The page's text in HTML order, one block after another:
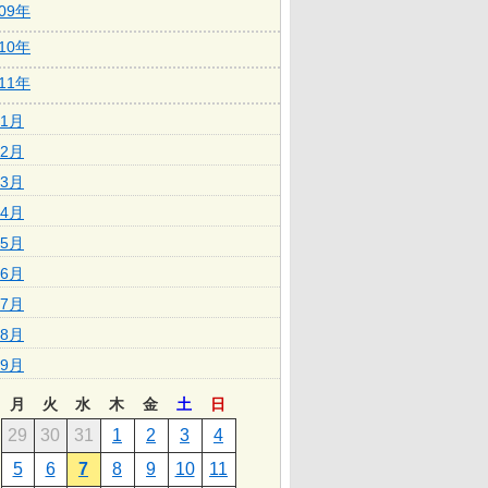
年
年
年
1月
2月
3月
4月
5月
6月
7月
8月
9月
月 火 水 木 金 土 日
29 30 31 1 2 3
4
5
6 7 8 9 10
11